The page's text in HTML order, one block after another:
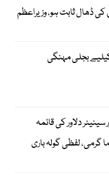
ڈھال ثابت ہو، وزیراعظم
بجلی مہنگی
دلاور کی قائمہ
لفظی گولہ باری